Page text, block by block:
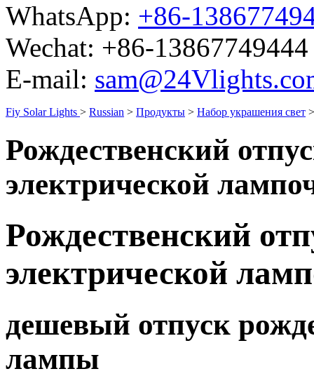
WhatsApp: +86-
Wechat: +86-13867749444
E-mail:
Fiy Solar Lights > Russian > Продукты > Набор украшения свет >
Рождественский
электрической
Рождественский
электрической
дешевый отпуск
лампы